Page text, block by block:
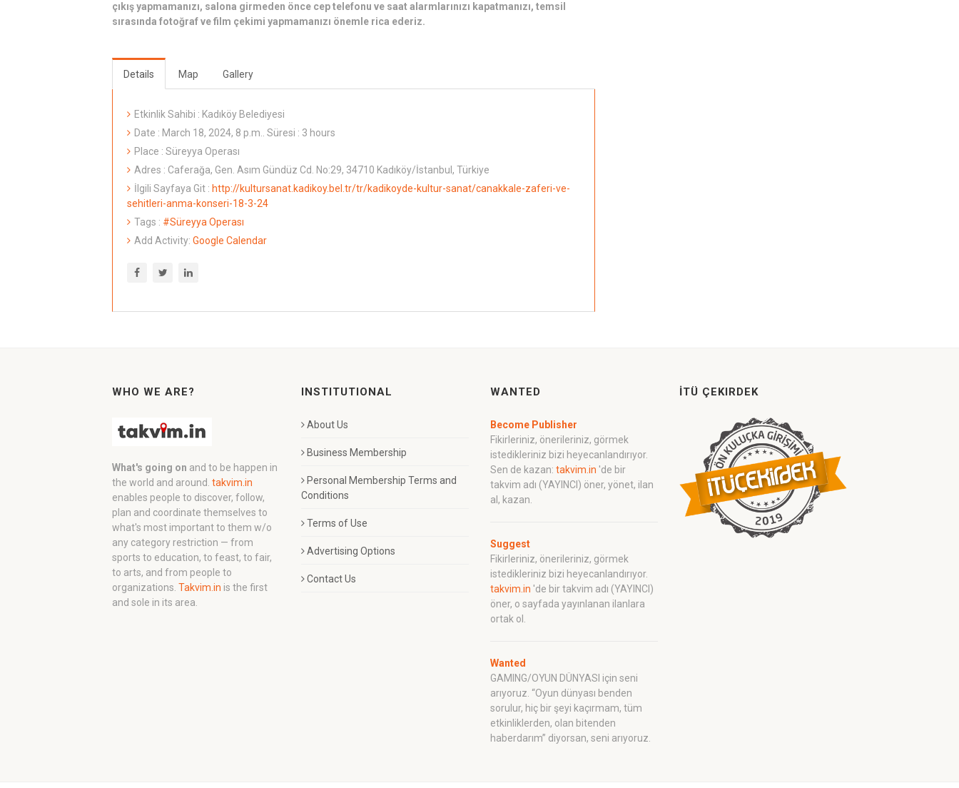
çıkış yapmamanızı, salona girmeden önce cep telefonu ve saat alarmlarınızı kapatmanızı, temsil
sırasında fotoğraf ve film çekimi yapmamanızı önemle rica ederiz.
Details Map Gallery
Etkinlik Sahibi : Kadıköy Belediyesi
Date : March 18, 2024, 8 p.m.. Süresi : 3 hours
Place : Süreyya Operası
Adres : Caferağa, Gen. Asım Gündüz Cd. No:29, 34710 Kadıköy/İstanbul, Türkiye
İlgili Sayfaya Git : http://kultursanat.kadikoy.bel.tr/tr/kadikoyde-kultur-sanat/canakkale-zaferi-ve-
sehitleri-anma-konseri-18-3-24
Tags : #Süreyya Operası
Add Activity: Google Calendar
WHO WE ARE?
What's going on and to be happen in
the world and around. takvim.in
enables people to discover, follow,
plan and coordinate themselves to
what's most important to them w/o
any category restriction — from
sports to education, to feast, to fair,
to arts, and from people to
organizations. Takvim.in is the first
and sole in its area.
INSTITUTIONAL
About Us
Business Membership
Personal Membership Terms and
Conditions
Terms of Use
Advertising Options
Contact Us
WANTED
Become Publisher
Fikirleriniz, önerileriniz, görmek
istedikleriniz bizi heyecanlandırıyor.
Sen de kazan: takvim.in 'de bir
takvim adı (YAYINCI) öner, yönet, ilan
al, kazan.
Suggest
Fikirleriniz, önerileriniz, görmek
istedikleriniz bizi heyecanlandırıyor.
takvim.in 'de bir takvim adı (YAYINCI)
öner, o sayfada yayınlanan ilanlara
ortak ol.
Wanted
GAMING/OYUN DÜNYASI için seni
arıyoruz. “Oyun dünyası benden
sorulur, hiç bir şeyi kaçırmam, tüm
etkinliklerden, olan bitenden
haberdarım” diyorsan, seni arıyoruz.
İTÜ ÇEKIRDEK